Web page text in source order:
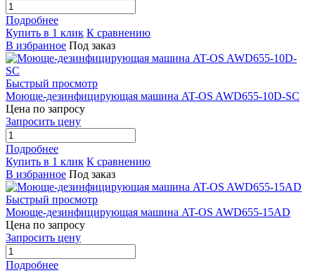
Подробнее
Купить в 1 клик К сравнению
В избранное Под заказ
Быстрый просмотр
Моюще-дезинфицирующая машина AT-OS AWD655-10D-SC
Цена по запросу
Запросить цену
Подробнее
Купить в 1 клик К сравнению
В избранное Под заказ
Быстрый просмотр
Моюще-дезинфицирующая машина AT-OS AWD655-15AD
Цена по запросу
Запросить цену
Подробнее